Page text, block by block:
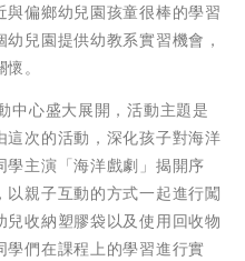
偏鄉幼兒園孩童很棒的學習
兒園提供幼教系實習機會，
。
中心盛大展開，活動主題是
這次的活動，深化孩子對海洋
主演「海洋戲劇」揭開序
親子互動的方式一起進行闖
收納塑膠袋以及使用回收物
們在課程上的學習進行實